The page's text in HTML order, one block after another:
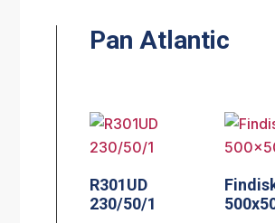
Pan Atlantic
R301UD
230/50/1